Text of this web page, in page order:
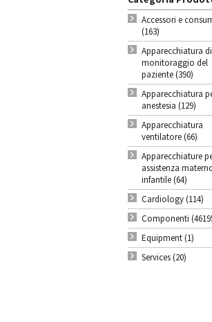
Accessori e
(163)
Apparecchiatura di
monitoraggio del
paziente (390)
Apparecchiatura
anestesia (129)
Apparecchiatura
ventilatore (66)
Apparecchiature
assistenza
infantile (64)
Cardiology (114)
Componenti
Equipment (1)
Services (20)